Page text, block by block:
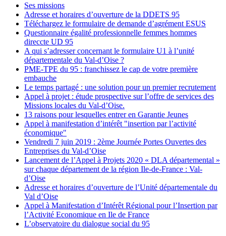
Ses missions
Adresse et horaires d’ouverture de la DDETS 95
Téléchargez le formulaire de demande d’agrément ESUS
Questionnaire égalité professionnelle femmes hommes
direccte UD 95
A qui s’adresser concernant le formulaire U1 à l’unité
départementale du Val-d’Oise ?
PME-TPE du 95 : franchissez le cap de votre première
embauche
Le temps partagé : une solution pour un premier recrutement
Appel à projet : étude prospective sur l’offre de services des
Missions locales du Val-d’Oise.
13 raisons pour lesquelles entrer en Garantie Jeunes
Appel à manifestation d’intérêt "insertion par l’activité
économique"
Vendredi 7 juin 2019 : 2ème Journée Portes Ouvertes des
Entreprises du Val-d’Oise
Lancement de l’Appel à Projets 2020 « DLA départemental »
sur chaque département de la région Ile-de-France : Val-
d’Oise
Adresse et horaires d’ouverture de l’Unité départementale du
Val d’Oise
Appel à Manifestation d’Intérêt Régional pour l’Insertion par
l’Activité Economique en Ile de France
L’observatoire du dialogue social du 95